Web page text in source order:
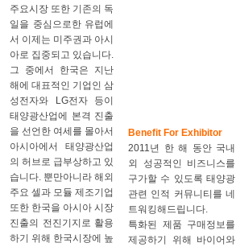
주요시장 또한 기존의 독
일을 중심으로한 유럽에
서 이제는 미주권과 아시
아로 집중되고 있습니다.
그 중에서 한국은 지난
해에 대표적인 기업인 삼
성전자와 LG전자 등이
태양광산업에 본격 진출
을 선언한 여세를 몰아서
아시아에서 태양광산업
의 허브로 급부상하고 있
습니다. 뿐만아니라 해외
주요 셀과 모듈 제조기업
또한 한국을 아시아 시장
진출의 전진기지로 활용
하기 위해 한국시장에 높
Benefit For Exhibitor
2011년 한 해 동안 국내
외 성공적인 비즈니스를
구가할 수 있도록 태양광
관련 인적 커뮤니티를 네
트워킹해드립니다.
특화된 제품 구매정보를
제공하기 위해 바이어와